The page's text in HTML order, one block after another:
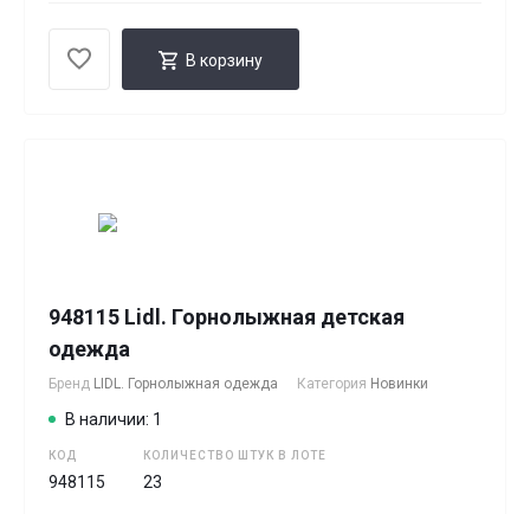
В корзину
948115 Lidl. Горнолыжная детская
одежда
Бренд LIDL. Горнолыжная одежда Категория Новинки
В наличии: 1
КОД
948115
КОЛИЧЕСТВО ШТУК В ЛОТЕ
23